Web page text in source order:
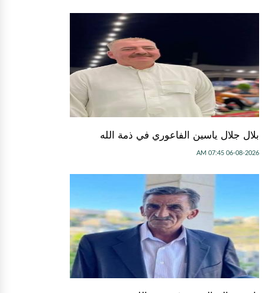
بلال جلال ياسين الفاعوري في ذمة الله
06-08-2026 07:45 AM